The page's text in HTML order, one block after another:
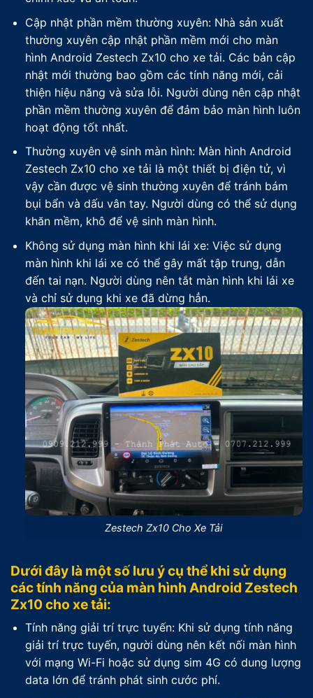
Cập nhật phần mềm thường xuyên: Nhà sản xuất
thường xuyên cập nhật phần mềm mới cho màn
hình Android Zestech Zx10 cho xe tải. Các bản cập
nhật mới thường bao gồm các tính năng mới, cải
thiện hiệu năng và sửa lỗi. Người dùng nên cập nhật
phần mềm thường xuyên để đảm bảo màn hình luôn
hoạt động tốt nhất.
Thường xuyên vệ sinh màn hình: Màn hình Android
Zestech Zx10 cho xe tải là một thiết bị điện tử, vì
vậy cần được vệ sinh thường xuyên để tránh bám
bụi bẩn và dấu vân tay. Người dùng có thể sử dụng
khăn mềm, khô để vệ sinh màn hình.
Không sử dụng màn hình khi lái xe: Việc sử dụng
màn hình khi lái xe có thể gây mất tập trung, dẫn
đến tai nạn. Người dùng nên tắt màn hình khi lái xe
và chỉ sử dụng khi xe đã dừng hẳn.
Zestech Zx10 Cho Xe Tải
Dưới đây là một số lưu ý cụ thể khi sử dụng
các tính năng của màn hình Android Zestech
Zx10 cho xe tải:
Tính năng giải trí trực tuyến: Khi sử dụng tính năng
giải trí trực tuyến, người dùng nên kết nối màn hình
với mạng Wi-Fi hoặc sử dụng sim 4G có dung lượng
data lớn để tránh phát sinh cước phí.